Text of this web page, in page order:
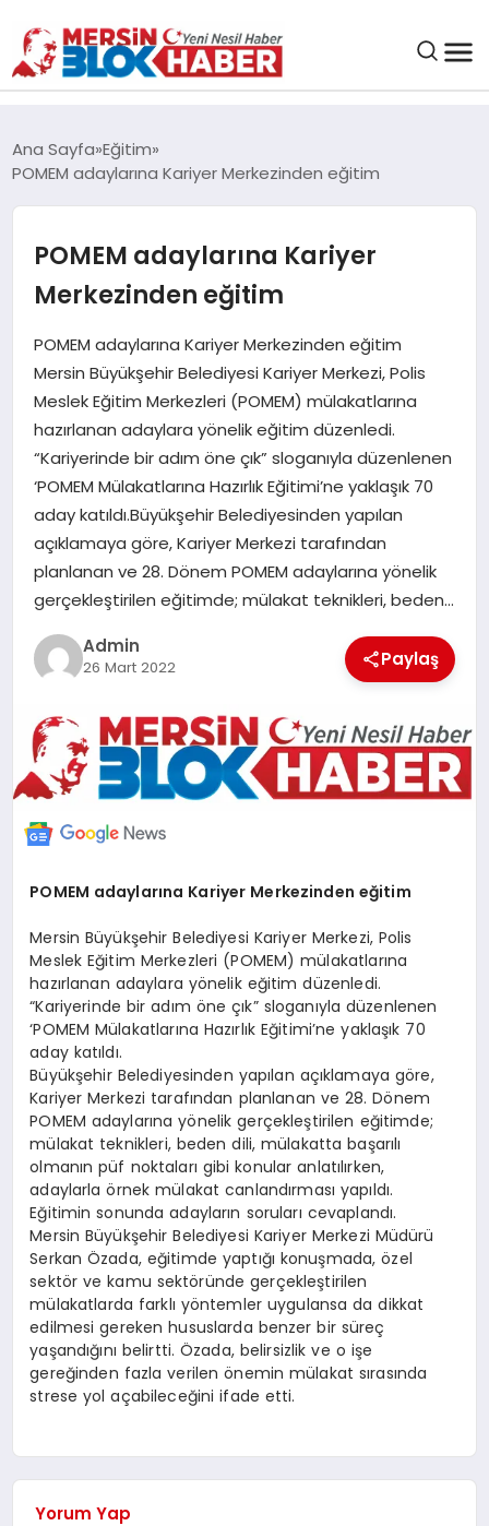
ASAYIŞ
EKONOMI
SANAT
POLITIKA
YAŞAM
SPOR
KÜNYE
Ana Sayfa Eğitim
POMEM adaylarına Kariyer Merkezinden eğitim
POMEM adaylarına Kariyer
Merkezinden eğitim
POMEM adaylarına Kariyer Merkezinden eğitim
Mersin Büyükşehir Belediyesi Kariyer Merkezi, Polis
Meslek Eğitim Merkezleri (POMEM) mülakatlarına
hazırlanan adaylara yönelik eğitim düzenledi.
“Kariyerinde bir adım öne çık” sloganıyla düzenlenen
‘POMEM Mülakatlarına Hazırlık Eğitimi’ne yaklaşık 70
aday katıldı.Büyükşehir Belediyesinden yapılan
açıklamaya göre, Kariyer Merkezi tarafından
planlanan ve 28. Dönem POMEM adaylarına yönelik
gerçekleştirilen eğitimde; mülakat teknikleri, beden…
Admin
26 Mart 2022 Paylaş
POMEM adaylarına Kariyer Merkezinden eğitim
Mersin Büyükşehir Belediyesi Kariyer Merkezi, Polis
Meslek Eğitim Merkezleri (POMEM) mülakatlarına
hazırlanan adaylara yönelik eğitim düzenledi.
“Kariyerinde bir adım öne çık” sloganıyla düzenlenen
‘POMEM Mülakatlarına Hazırlık Eğitimi’ne yaklaşık 70
aday katıldı.
Büyükşehir Belediyesinden yapılan açıklamaya göre,
Kariyer Merkezi tarafından planlanan ve 28. Dönem
POMEM adaylarına yönelik gerçekleştirilen eğitimde;
mülakat teknikleri, beden dili, mülakatta başarılı
olmanın püf noktaları gibi konular anlatılırken,
adaylarla örnek mülakat canlandırması yapıldı.
Eğitimin sonunda adayların soruları cevaplandı.
Mersin Büyükşehir Belediyesi Kariyer Merkezi Müdürü
Serkan Özada, eğitimde yaptığı konuşmada, özel
sektör ve kamu sektöründe gerçekleştirilen
mülakatlarda farklı yöntemler uygulansa da dikkat
edilmesi gereken hususlarda benzer bir süreç
yaşandığını belirtti. Özada, belirsizlik ve o işe
gereğinden fazla verilen önemin mülakat sırasında
strese yol açabileceğini ifade etti.
Yorum Yap